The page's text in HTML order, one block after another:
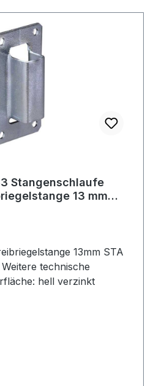
Stangenschlaufe
13 mm
13mm STA
technische
hell verzinkt